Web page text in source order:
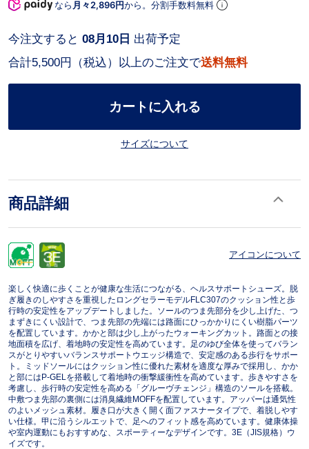
なら 月々2,896円から。分割手数料無料
合計5,500円（税込）以上のご注文で送料無料
今注文すると 08月10日 出荷予定
カートに入れる
サイズについて
商品詳細
アイコンについて
楽しく快適に歩くことが健康な生活につながる、ヘルスサポートシューズ。脱
ぎ履きのしやすさを重視したロングセラーモデルFLC307のクッション性と歩
行時の安定性をアップデートしました。ソールのつま先部分を少し上げた、つ
まずきにくい設計で、つま先部の先端には路面にひっかかりにくい樹脂パーツ
を配置しています。かかと部は少し上がったウォーキングカット。路面との接
地面積を広げ、着地時の安定性を高めています。足のゆび全体を使ってバラン
スがとりやすいバランスサポートウエッジ構造で、安定感のある歩行をサポー
ト。ミッドソールにはクッション性に優れた素材を適度な厚みで採用し、かか
と部にはP-GELを搭載して着地時の衝撃緩衝性を高めています。歩きやすさを
考慮し、歩行時の安定性を高める「グルーヴチェンジ」構造のソールを搭載。
中敷つま先部の裏側には消臭繊維MOFFを配置しています。アッパーは通気性
のよいメッシュ素材。履き口が大きく開く面ファスナータイプで、着脱しやす
い仕様。甲に沿うシルエットで、足へのフィット感を高めています。健康体操
や室内運動にもおすすめな、スポーティーなデザインです。3E（JIS規格）ウ
イズです。